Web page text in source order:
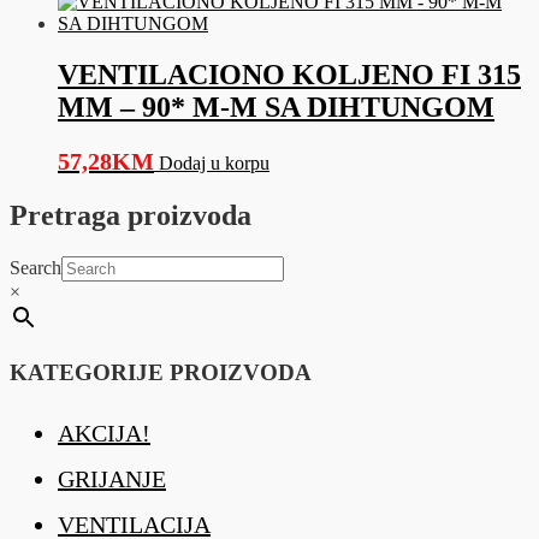
VENTILACIONO KOLJENO FI 315
MM – 90* M-M SA DIHTUNGOM
57,28KM Dodaj u korpu
Pretraga proizvoda
Search
×
KATEGORIJE PROIZVODA
AKCIJA!
GRIJANJE
VENTILACIJA